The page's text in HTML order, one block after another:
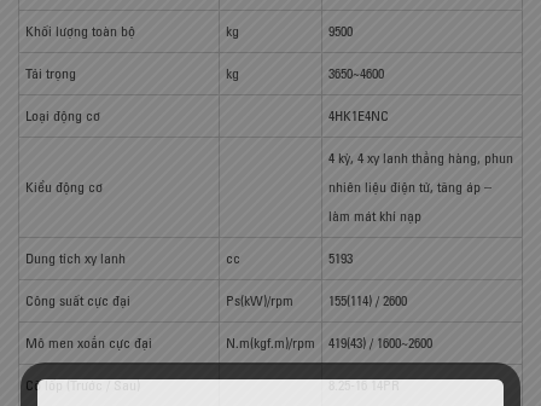
Khối lượng toàn bộ kg 9500
Tải trọng kg 3650~4600
Loại động cơ 4HK1E4NC
Kiểu động cơ
4 kỳ, 4 xy lanh thẳng hàng, phun
nhiên liệu điện tử, tăng áp –
làm mát khí nạp
Dung tích xy lanh cc 5193
Công suất cực đại Ps(kW)/rpm 155(114) / 2600
Mô men xoắn cực đại N.m(kgf.m)/rpm 419(43) / 1600~2600
Cỡ lốp (Trước / Sau) 8.25-16 14PR